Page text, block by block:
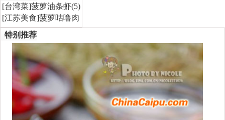
[台湾菜]菠萝油条虾(5)
[江苏美食]菠萝咕噜肉
特别推荐